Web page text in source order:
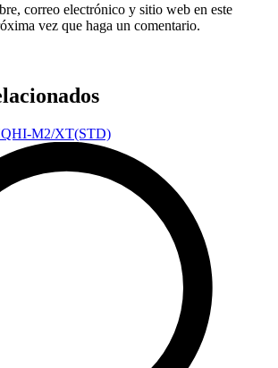
correo electrónico y sitio web en este
vez que haga un comentario.